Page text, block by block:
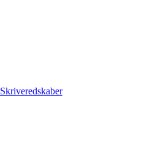
Skriveredskaber